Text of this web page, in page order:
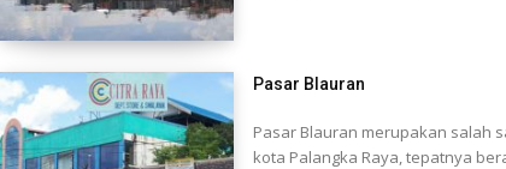
Pasar Blauran
Pasar Blauran merupakan salah
kota Palangka Raya, tepatnya